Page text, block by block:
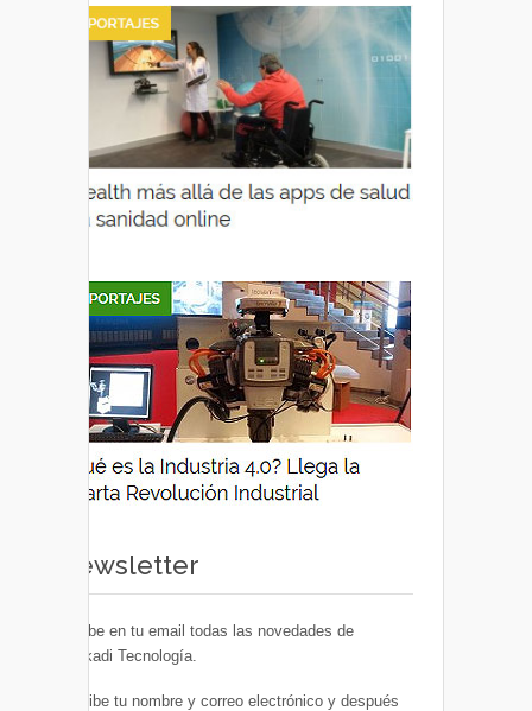
Newsletter
Recibe en tu email todas las novedades de
Euskadi Tecnología.
Escribe tu nombre y correo electrónico y después